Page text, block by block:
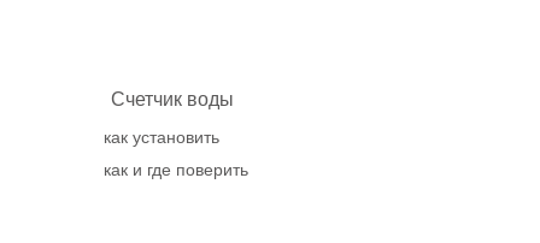
Счетчик воды
как установить
как и где поверить